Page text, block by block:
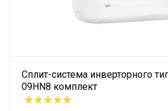
Сплит-система инверторного
09HN8 комплект